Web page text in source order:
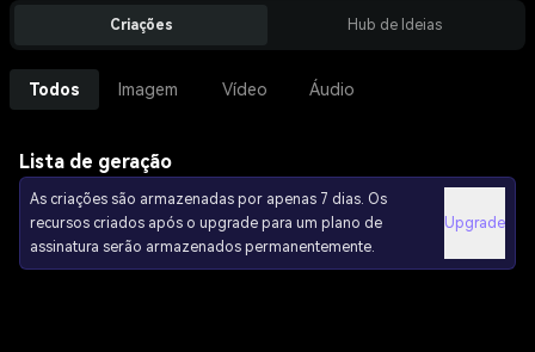
Criações Hub de Ideias
Todos Imagem Vídeo Áudio
Lista de geração
As criações são armazenadas por apenas 7 dias. Os
recursos criados após o upgrade para um plano de
assinatura serão armazenados permanentemente.
Upgrade